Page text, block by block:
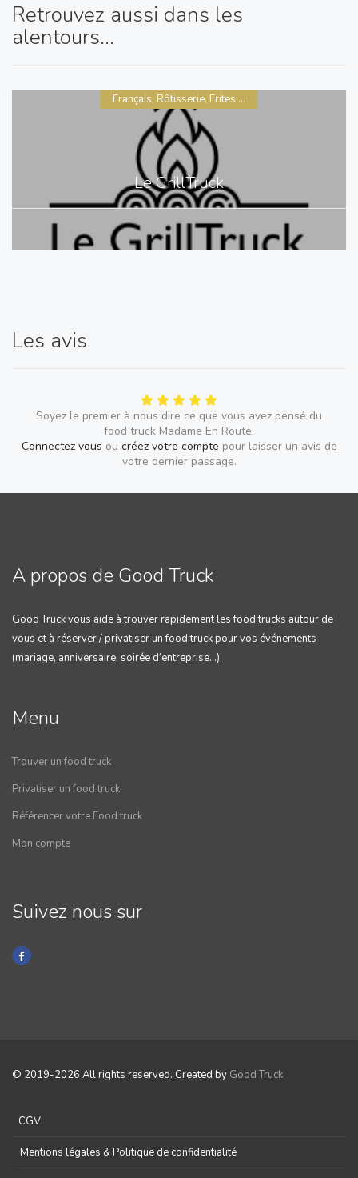
Retrouvez aussi dans les
alentours...
Le GrillTruck
Français, Rôtisserie, Frites ...
Les avis
Soyez le premier à nous dire ce que vous avez pensé du
food truck Madame En Route.
Connectez vous ou créez votre compte pour laisser un avis de
votre dernier passage.
A propos de Good Truck
Good Truck vous aide à trouver rapidement les food trucks autour de
vous et à réserver / privatiser un food truck pour vos événements
(mariage, anniversaire, soirée d’entreprise…).
Menu
Trouver un food truck
Privatiser un food truck
Référencer votre Food truck
Mon compte
Suivez nous sur
© 2019-2026 All rights reserved. Created by Good Truck
CGV
Mentions légales & Politique de confidentialité